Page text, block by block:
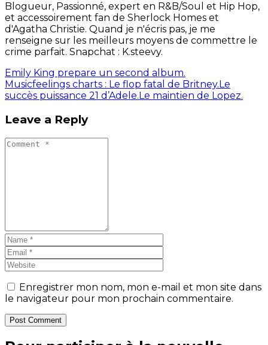
Blogueur, Passionné, expert en R&B/Soul et Hip Hop,
et accessoirement fan de Sherlock Homes et
d'Agatha Christie. Quand je n'écris pas, je me
renseigne sur les meilleurs moyens de commettre le
crime parfait. Snapchat : K.steevy.
Emily King prepare un second album.
Musicfeelings charts : Le flop fatal de Britney.Le
succès puissance 21 d’Adele.Le maintien de Lopez.
Leave a Reply
Enregistrer mon nom, mon e-mail et mon site dans
le navigateur pour mon prochain commentaire.
Post Comment